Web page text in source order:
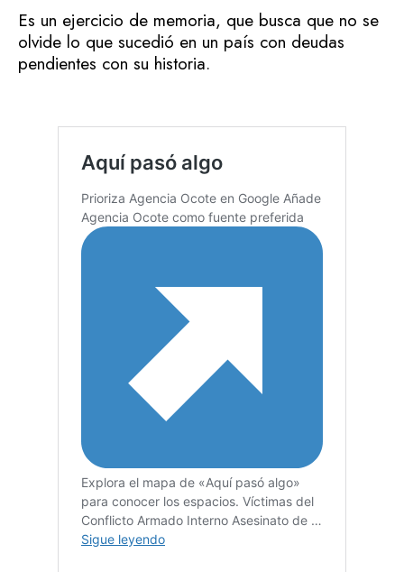
Es un ejercicio de memoria, que busca que no se
olvide lo que sucedió en un país con deudas
pendientes con su historia.